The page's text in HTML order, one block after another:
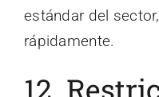
estándar del
rápidamente.
12.